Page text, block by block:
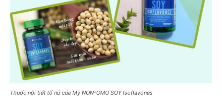
Thuốc nội tiết tố nữ của Mỹ NON-GMO SOY Isoflavones